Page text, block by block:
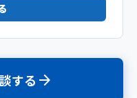
する arrow_forward